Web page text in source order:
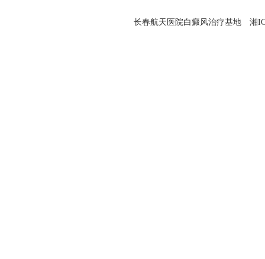
长春航天医院白癜风治疗基地 湘